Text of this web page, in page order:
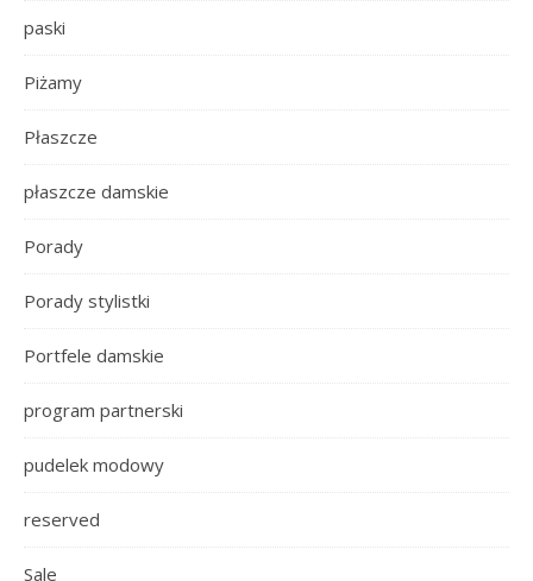
paski
Piżamy
Płaszcze
płaszcze damskie
Porady
Porady stylistki
Portfele damskie
program partnerski
pudelek modowy
reserved
Sale